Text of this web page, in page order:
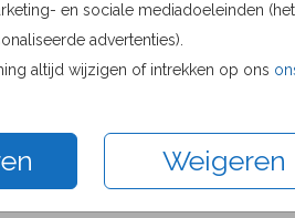
en sociale mediadoeleinden (het
advertenties).
altijd wijzigen of intrekken op ons
Weigeren
15
kaart naar wens uit te zoeken en